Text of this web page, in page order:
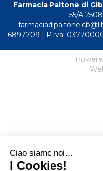
Farmacia Paitone di
55/A
6897709 | P.Iva: